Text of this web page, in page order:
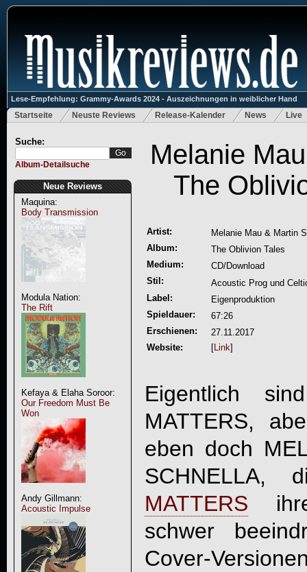
Lese-Empfehlung: Grammy-Awards 2024 - Auszeichnungen in weiblicher Hand
Startseite Neuste Reviews Release-Kalender News Live
Suche:
Album-Detailsuche
Neue Reviews
Maquina:
Body Transmission
Modula Nation:
The Rift
Kefaya & Elaha Soroor:
Our Freedom Must Be
Won
Andy Gillmann:
Acoustic Impulse
Melanie
The
Artist:
Melanie Mau & Martin
Album:
The Oblivion Tales
Medium:
CD/Download
Stil:
Acoustic Prog und
Label:
Eigenproduktion
Spieldauer:
67:26
Erschienen:
27.11.2017
Website:
[Link]
Eigentlich
MATTERS,
eben doch
SCHNELLA,
MATTERS
schwer
Cover-